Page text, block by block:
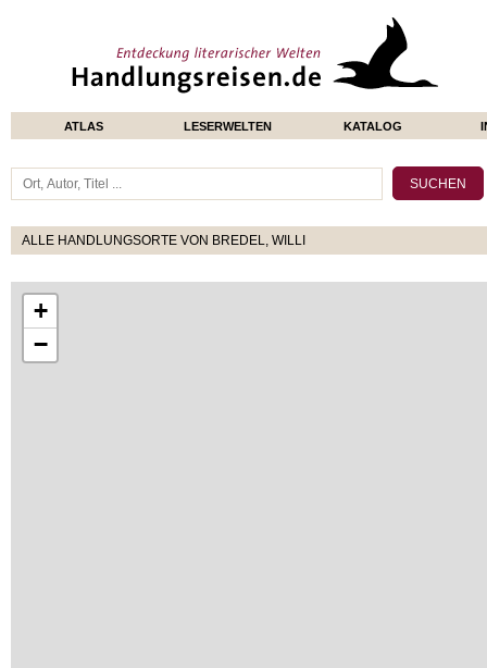
ATLAS LESERWELTEN KATALOG
ALLE HANDLUNGSORTE VON BREDEL, WILLI
+
−